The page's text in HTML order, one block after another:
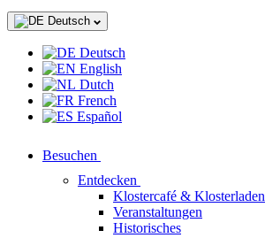
Deutsch
Deutsch
English
Dutch
French
Español
Besuchen
Entdecken
Klostercafé & Klosterladen
Veranstaltungen
Historisches